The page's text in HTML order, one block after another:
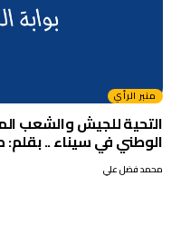
منبر الرأي
التحية للجيش والشعب
الوطني في سيناء ..
محمد فضل علي